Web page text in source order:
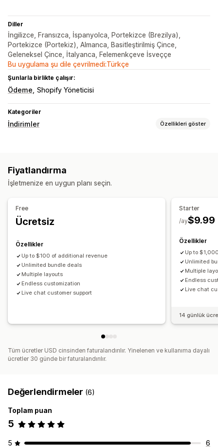
Diller
İngilizce, Fransızca, İspanyolca, Portekizce (Brezilya),
Portekizce (Portekiz), Almanca, Basitleştirilmiş Çince,
Geleneksel Çince, İtalyanca, Felemenkçeve İsveççe
Bu uygulama şu dile çevrilmedi:Türkçe
Şunlarla birlikte çalışır:
Ödeme Shopify Yöneticisi
Kategoriler
İndirimler Özellikleri göster
Hacim bazlı indirimler
Yüzdelik indirimler
Toplu indirimler
Fiyatlandırma
İşletmenize en uygun planı seçin.
Free
Ücretsiz
Özellikler
Up to $100 of additional revenue
Unlimited bundle deals
Multiple layouts
Endless customization
Live chat customer support
Starter
$9.99
/ay
Özellikler
Up to
Unlimited
Multiple
Endless
Live chat
14 günlük
Tüm ücretler USD cinsinden faturalandırılır. Yinelenen ve kullanıma dayalı
ücretler 30 günde bir faturalandırılır.
Değerlendirmeler (6)
Toplam puan
5
5
6